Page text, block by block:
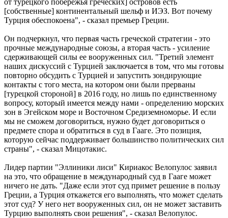
[собственные] континентальный шельф и ИЭЗ. Вот почему
Турция обеспокоена", - сказал премьер Греции.
Он подчеркнул, что первая часть греческой стратегии - это
прочные международные союзы, а вторая часть - усиление
сдерживающей силы ее вооруженных сил. "Третий элемент
наших дискуссий с Турцией заключается в том, что мы готовы
повторно обсудить с Турцией и запустить зондирующие
контакты с того места, на котором они были прерваны
[турецкой стороной] в 2016 году, но лишь по единственному
вопросу, который имеется между нами - определению морских
зон в Эгейском море и Восточном Средиземноморье. И если
мы не сможем договориться, нужно будет договориться о
предмете спора и обратиться в суд в Гааге. Это позиция,
которую сейчас поддерживает большинство политических сил
страны", - сказал Мицотакис.
Лидер партии "Эллиники лиси" Кириакос Велопулос заявил
на это, что обращение в международный суд в Гааге может
ничего не дать. "Даже если этот суд примет решение в пользу
Греции, а Турция откажется его выполнять, что может сделать
этот суд? У него нет вооруженных сил, он не может заставить
Турцию выполнять свои решения", - сказал Велопулос.